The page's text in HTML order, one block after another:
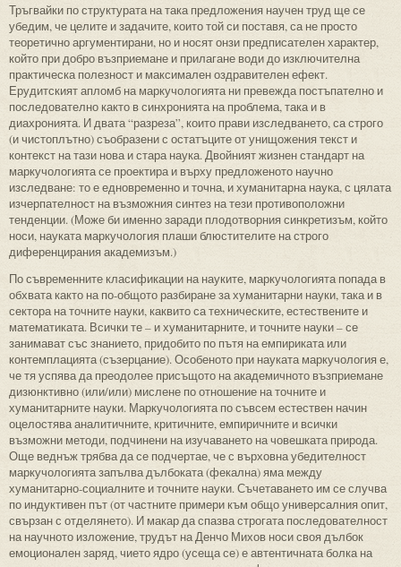
Тръгвайки по структурата на така предложения научен труд ще се
убедим, че целите и задачите, които той си поставя, са не просто
теоретично аргументирани, но и носят онзи предписателен характер,
който при добро възприемане и прилагане води до изключителна
практическа полезност и максимален оздравителен ефект.
Ерудитският апломб на маркучологията ни превежда постъпателно и
последователно както в синхронията на проблема, така и в
диахронията. И двата “разреза”, които прави изследването, са строго
(и чистоплътно) съобразени с остатъците от унищожения текст и
контекст на тази нова и стара наука. Двойният жизнен стандарт на
маркучологията се проектира и върху предложеното научно
изследване: то е едновременно и точна, и хуманитарна наука, с цялата
изчерпателност на възможния синтез на тези противоположни
тенденции. (Може би именно заради плодотворния синкретизъм, който
носи, науката маркучология плаши блюстителите на строго
диференцирания академизъм.)
По съвременните класификации на науките, маркучологията попада в
обхвата както на по-общото разбиране за хуманитарни науки, така и в
сектора на точните науки, каквито са техническите, естествените и
математиката. Всички те – и хуманитарните, и точните науки – се
занимават със знанието, придобито по пътя на емпириката или
контемплацията (съзерцание). Особеното при науката маркучология е,
че тя успява да преодолее присъщото на академичното възприемане
дизюнктивно (или/или) мислене по отношение на точните и
хуманитарните науки. Маркучологията по съвсем естествен начин
оцелостява аналитичните, критичните, емпиричните и всички
възможни методи, подчинени на изучаването на човешката природа.
Още веднъж трябва да се подчертае, че с върховна убедителност
маркучологията запълва дълбоката (фекална) яма между
хуманитарно-социалните и точните науки. Съчетаването им се случва
по индуктивен път (от частните примери към общо универсалния опит,
свързан с отделянето). И макар да спазва строгата последователност
на научното изложение, трудът на Денчо Михов носи своя дълбок
емоционален заряд, чието ядро (усеща се) е автентичната болка на